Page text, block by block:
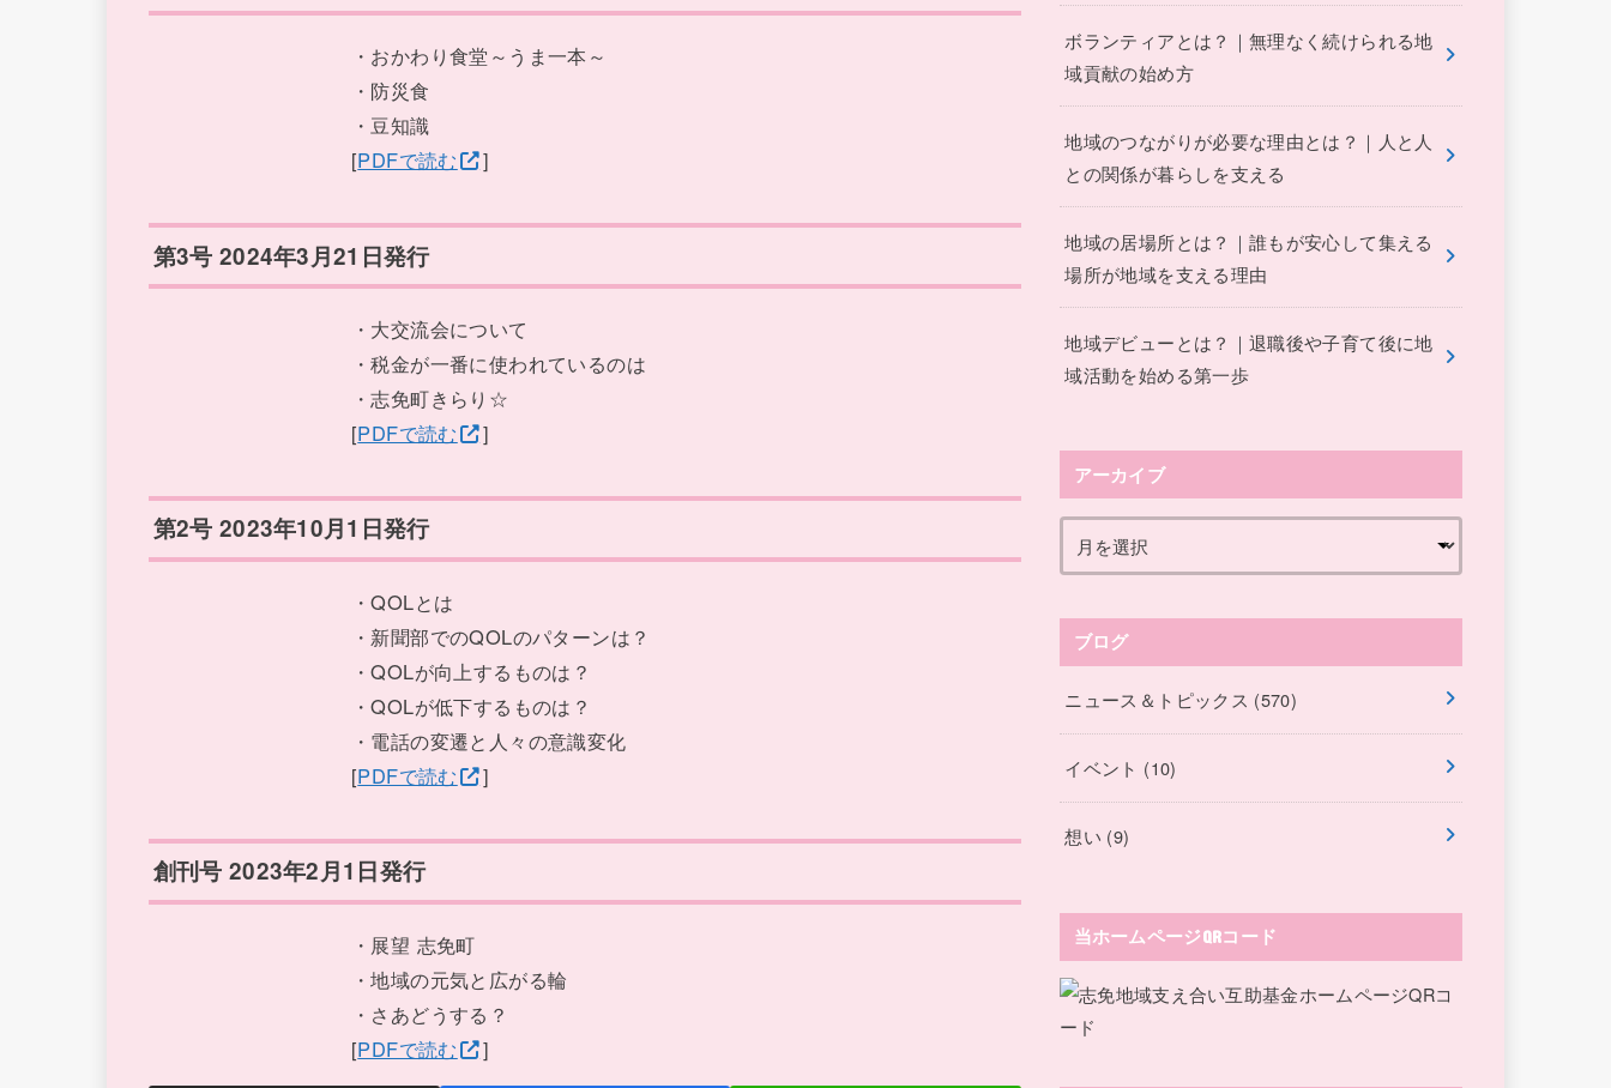
・おかわり食堂～うま一本～
・防災食
・豆知識
[PDFで読む ]
第3号 2024年3月21日発行
・大交流会について
・税金が一番に使われているのは
・志免町きらり☆
[PDFで読む ]
第2号 2023年10月1日発行
・QOLとは
・新聞部でのQOLのパターンは？
・QOLが向上するものは？
・QOLが低下するものは？
・電話の変遷と人々の意識変化
[PDFで読む ]
創刊号 2023年2月1日発行
・展望 志免町
・地域の元気と広がる輪
・さあどうする？
[PDFで読む ]
ボランティアとは？｜無理なく続けられる地
域貢献の始め方
地域のつながりが必要な理由とは？｜人と人
との関係が暮らしを支える
地域の居場所とは？｜誰もが安心して集える
場所が地域を支える理由
地域デビューとは？｜退職後や子育て後に地
域活動を始める第一歩
アーカイブ
ブログ
ニュース＆トピックス (570)
イベント (10)
想い (9)
当ホームページQRコード